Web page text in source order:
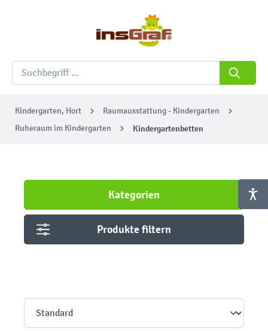
Kindergarten, Hort
Raumausstattung - Kindergarten
Ruheraum im Kindergarten
Kindergartenbetten
Kategorien
Produkte filtern